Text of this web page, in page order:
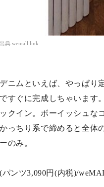
出典 wemall.link
デニムといえば、やっぱり
ですぐに完成しちゃいます
ックイン。ボーイッシュな
かっちり系で締めると全体
ーのみ。
(パンツ3,090円(内税)/